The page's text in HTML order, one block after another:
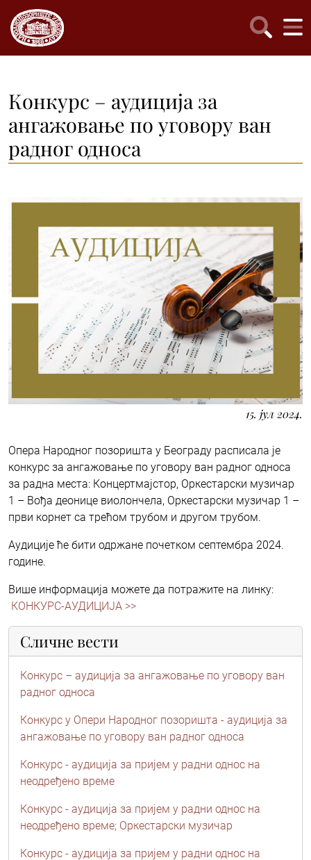
Конкурс – аудиција за
ангажовање по уговору ван
радног односа
15. јул 2024.
Опера Народног позоришта у Београду расписала је
конкурс за ангажовање по уговору ван радног односа
за радна места: Концертмајстор, Оркестарски музичар
1 – Вођа деонице виолончела, Оркестарски музичар 1 –
први корнет са трећом трубом и другом трубом.
Аудиције ће бити одржане почетком септембра 2024.
године.
Више информација можете да потражите на линку:
КОНКУРС-АУДИЦИЈА >>
Сличне вести
Конкурс – аудиција за ангажовање по уговору ван
радног односа
Конкурс у Опери Народног позоришта - аудиција за
ангажовање по уговору ван радног односа
Конкурс - аудиција за пријем у радни однос на
неодређено време
Конкурс - аудиција за пријем у радни однос на
неодређено време; Оркестарски музичар
Конкурс - аудиција за пријем у радни однос на